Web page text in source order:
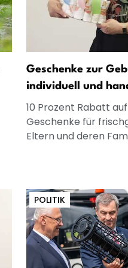
Geschenke zur
individuell und
10 Prozent Rabatt
Geschenke für
Eltern und deren
POLITIK